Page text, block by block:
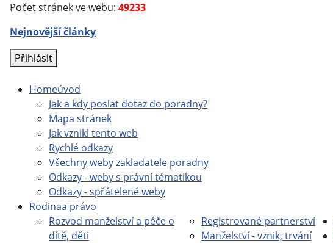
Počet stránek ve webu: 49233
Nejnovější články
Přihlásit
Homeúvod
Jak a kdy poslat dotaz do poradny?
Mapa stránek
Jak vznikl tento web
Rychlé odkazy
Všechny weby zakladatele poradny
Odkazy - weby s právní tématikou
Odkazy - spřátelené weby
Rodinaa právo
Rozvod manželství a péče o
dítě, děti
Registrované partnerství
Manželství - vznik, trvání